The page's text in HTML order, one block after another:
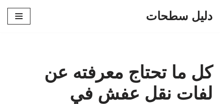
دليل سطحات
كل ما تحتاج معرفته عن
لفات نقل عفش في